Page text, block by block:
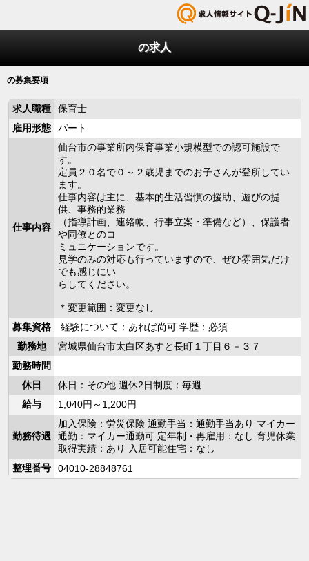
の求人
の募集要項
求人職種
保育士
雇用形態
パート
仕事内容
仙台市の事業所内保育事業小規模型での認可施設で
す。
定員２０名で０～２歳児までのお子さんが登所してい
ます。
仕事内容は主に、基本的生活習慣の援助、遊びの提
供、事務的業務
（指導計画、連絡帳、行事立案・準備など）、保護者
や同僚とのコ
ミュニケーションです。
見学のみの対応も行っていますので、ぜひ雰囲気だけ
でも感じにい
らしてください。
＊変更範囲：変更なし
募集資格
経験について：あれば尚可 学歴：必須
勤務地
宮城県仙台市太白区あすと長町１丁目６－３７
勤務時間
休日
休日：その他 週休2日制度：毎週
給与
1,040円～1,200円
勤務待遇
加入保険：労災保険 通勤手当：通勤手当あり マイカー
通勤：マイカー通勤可 定年制・再雇用：なし 育児休業
取得実績：あり 入居可能住宅：なし
整理番号
04010-28848761